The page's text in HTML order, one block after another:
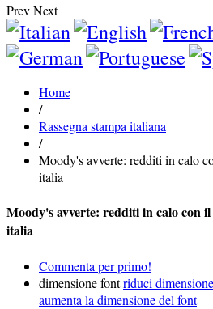
PrevNext
Home
/
Rassegna stampa italiana
/
Moody's avverte: redditi in calo
italia
Moody's avverte: redditi in calo con il
italia
Commenta per primo!
dimensione fontriduci
aumenta la dimensione del font